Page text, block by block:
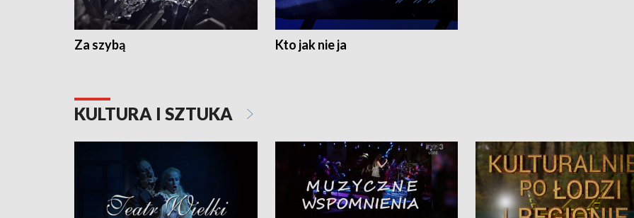
Za szybą Kto jak nie ja
KULTURA I SZTUKA